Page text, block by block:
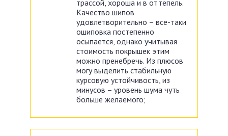
трассой, хороша и в оттепель.
Качество шипов
удовлетворительно – все-таки
ошиповка постепенно
осыпается, однако учитывая
стоимость покрышек этим
можно пренебречь. Из плюсов
могу выделить стабильную
курсовую устойчивость, из
минусов – уровень шума чуть
больше желаемого;